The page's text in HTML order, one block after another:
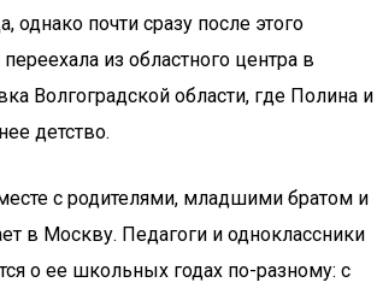
однако почти сразу после этого
из областного центра в
Волгоградской области, где Полина и
детство.
с родителями, младшими братом и
в Москву. Педагоги и одноклассники
о ее школьных годах по-разному: с